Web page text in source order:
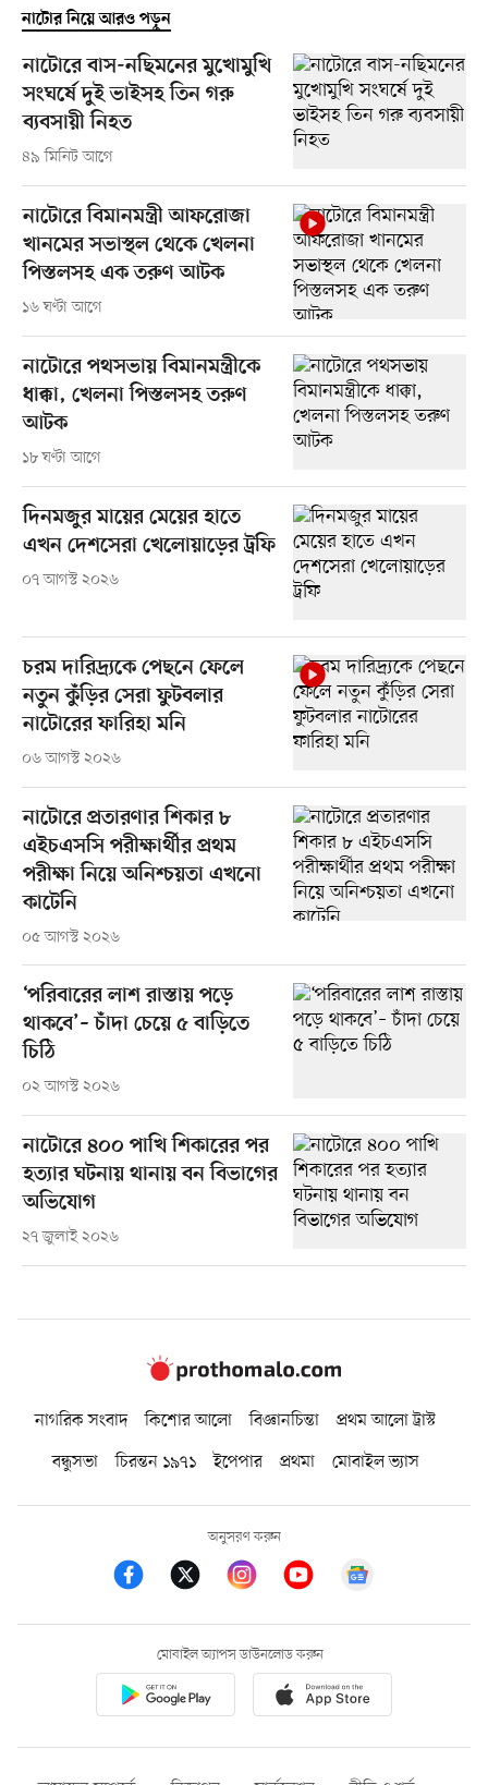
নাটোর নিয়ে আরও পড়ুন
নাটোরে বাস-নছিমনের মুখোমুখি
সংঘর্ষে দুই ভাইসহ তিন গরু
ব্যবসায়ী নিহত
৪৯ মিনিট আগে
নাটোরে বিমানমন্ত্রী আফরোজা
খানমের সভাস্থল থেকে খেলনা
পিস্তলসহ এক তরুণ আটক
১৬ ঘণ্টা আগে
নাটোরে পথসভায় বিমানমন্ত্রীকে
ধাক্কা, খেলনা পিস্তলসহ তরুণ
আটক
১৮ ঘণ্টা আগে
দিনমজুর মায়ের মেয়ের হাতে
এখন দেশসেরা খেলোয়াড়ের ট্রফি
০৭ আগস্ট ২০২৬
চরম দারিদ্র্যকে পেছনে ফেলে
নতুন কুঁড়ির সেরা ফুটবলার
নাটোরের ফারিহা মনি
০৬ আগস্ট ২০২৬
নাটোরে প্রতারণার শিকার ৮
এইচএসসি পরীক্ষার্থীর প্রথম
পরীক্ষা নিয়ে অনিশ্চয়তা এখনো
কাটেনি
০৫ আগস্ট ২০২৬
‘পরিবারের লাশ রাস্তায় পড়ে
থাকবে’– চাঁদা চেয়ে ৫ বাড়িতে
চিঠি
০২ আগস্ট ২০২৬
নাটোরে ৪০০ পাখি শিকারের পর
হত্যার ঘটনায় থানায় বন বিভাগের
অভিযোগ
২৭ জুলাই ২০২৬
নাগরিক সংবাদ কিশোর আলো বিজ্ঞানচিন্তা
প্রথম আলো ট্রাস্ট
বন্ধুসভা
চিরন্তন ১৯৭১ ইপেপার প্রথমা মোবাইল ভ্যাস
অনুসরণ করুন
মোবাইল অ্যাপস ডাউনলোড করুন